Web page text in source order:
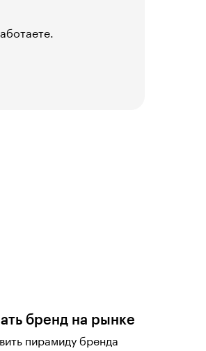
бренд на рынке
пирамиду бренда